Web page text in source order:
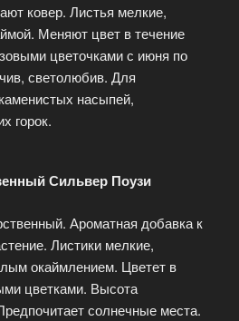
ковер. Листья мелкие,
Меняют цвет в течение
цветочками с июня по
светолюбив. Для
насыпей,
горок.
Сильвер Поузи
Ароматная добавка к
Листики мелкие,
окаймлением. Цветет в
цветками. Высота
солнечные места.